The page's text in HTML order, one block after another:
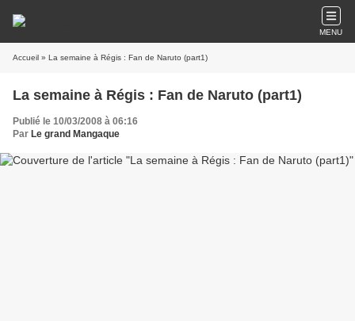
MENU
Accueil » La semaine à Régis : Fan de Naruto (part1)
La semaine à Régis : Fan de Naruto (part1)
Publié le 10/03/2008 à 06:16
Par Le grand Mangaque